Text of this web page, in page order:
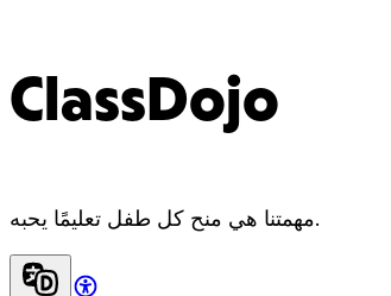
ClassDojo
مهمتنا هي منح كل طفل تعليمًا يحبه.